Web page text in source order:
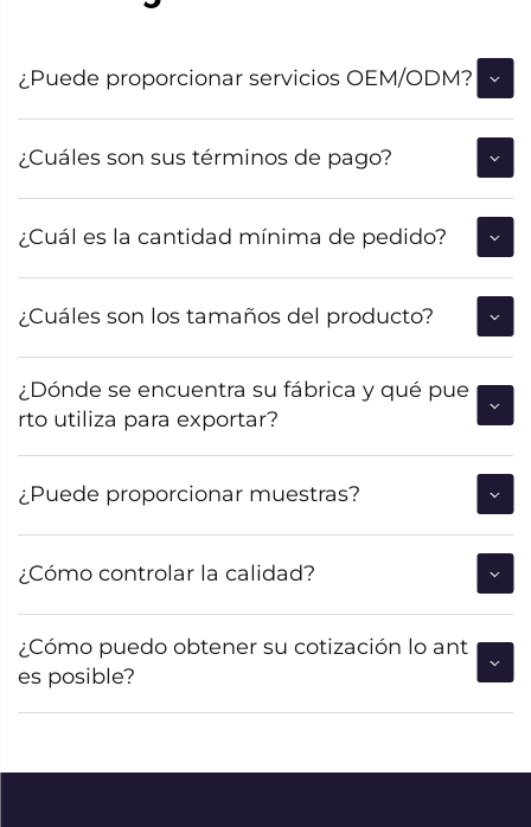
¿Puede proporcionar servicios OEM/ODM?
¿Cuáles son sus términos de pago?
¿Cuál es la cantidad mínima de pedido?
¿Cuáles son los tamaños del producto?
¿Dónde se encuentra su fábrica y qué pue
rto utiliza para exportar?
¿Puede proporcionar muestras?
¿Cómo controlar la calidad?
¿Cómo puedo obtener su cotización lo ant
es posible?